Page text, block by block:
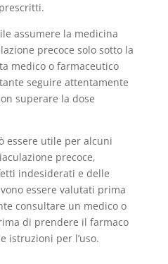
assumere la medicina
precoce solo sotto la
medico o farmaceutico
seguire attentamente
superare la dose
essere utile per alcuni
precoce,
indesiderati e delle
essere valutati prima
consultare un medico o
di prendere il farmaco
istruzioni per l’uso.